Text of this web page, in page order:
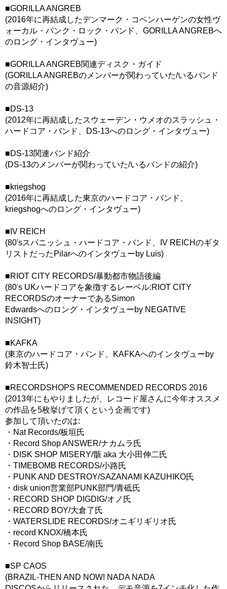
■GORILLA ANGREB
(2016年に再結成したデンマーク・コペンハーゲンの女性ヴ
ォーカル・パンク・ロック・バンド、GORILLA ANGREBへ
のロング・インタヴュー)
■GORILLA ANGREB関連ディスク・ガイド
(GORILLA ANGREBのメンバーが関わっていた/いるバンド
の音源紹介)
■DS-13
(2012年に再結成したスウェーデン・ウメオのスラッシュ・
ハードコア・バンド、DS-13へのロング・インタヴュー)
■DS-13関連バンド紹介
(DS-13のメンバーが関わっていた/いるバンドの紹介)
■kriegshog
(2016年に再結成した東京のハードコア・バンド、
kriegshogへのロング・インタヴュー)
■IV REICH
(80'sスパニッシュ・ハードコア・バンド、IV REICHのギタ
リストだったPilarへのインタヴューby Luis)
■RIOT CITY RECORDS/暴動都市物語後編
(80's UKハードコアを象徴するレーベル:RIOT CITY
RECORDSのオーナーであるSimon
Edwardsへのロング・インタヴューby NEGATIVE
INSIGHT)
■KAFKA
(東京のハードコア・バンド、KAFKAへのインタヴューby
鈴木智士氏)
■RECORDSHOPS RECOMMENDED RECORDS 2016
(2013年にもやりましたが、レコード屋さんに今年オススメ
の作品を5枚挙げて頂くという企画です)
参加して頂いたのは:
・Nat Records/板垣氏
・Record Shop ANSWER/ナカムラ氏
・DISK SHOP MISERY/骸 aka 大小田伸二氏
・TIMEBOMB RECORDS/小路氏
・PUNK AND DESTROY/SAZANAMI KAZUHIKO氏
・disk union営業部PUNK部門/青砥氏
・RECORD SHOP DIGDIG/オノ氏
・RECORD BOY/大倉了氏
・WATERSLIDE RECORDS/オニギリギリオ氏
・record KNOX/橋本氏
・Record Shop BASE/南氏
■SP CAOS
(BRAZIL-THEN AND NOW! NADA NADA